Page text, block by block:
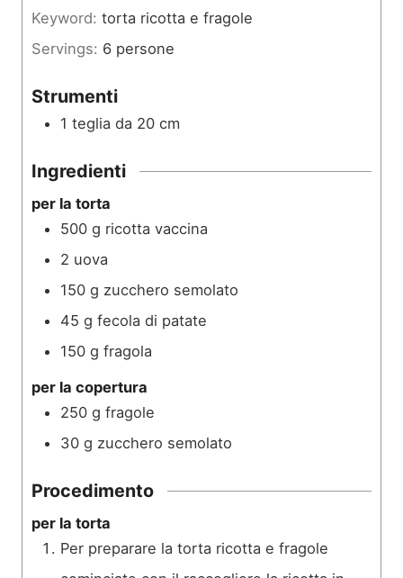
Keyword: torta ricotta e fragole
Servings: 6 persone
Strumenti
1 teglia da 20 cm
Ingredienti
per la torta
500 g ricotta vaccina
2 uova
150 g zucchero semolato
45 g fecola di patate
150 g fragola
per la copertura
250 g fragole
30 g zucchero semolato
Procedimento
per la torta
Per preparare la torta ricotta e fragole